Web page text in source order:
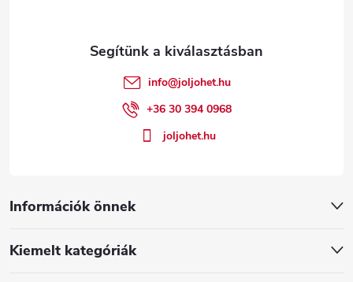
Információk önnek
Kiemelt kategóriák
info@joljohet.hu
+36 30 394 0968
joljohet.hu